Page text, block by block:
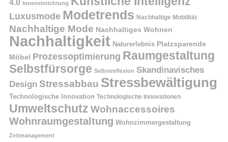
4.0 Inneneinrichtung
Luxusmode Modetrends Nachhaltige Mobilität
Nachhaltige Mode Nachhaltiges Wohnen
Nachhaltigkeit Naturerlebnis Platzsparende
Möbel
Prozessoptimierung Raumgestaltung
Selbstfürsorge Selbstreflexion Skandinavisches
Design Stressabbau Stressbewältigung
Technologische Innovation Technologische Innovationen
Umweltschutz Wohnaccessoires
Wohnraumgestaltung Wohnzimmergestaltung
Zeitmanagement